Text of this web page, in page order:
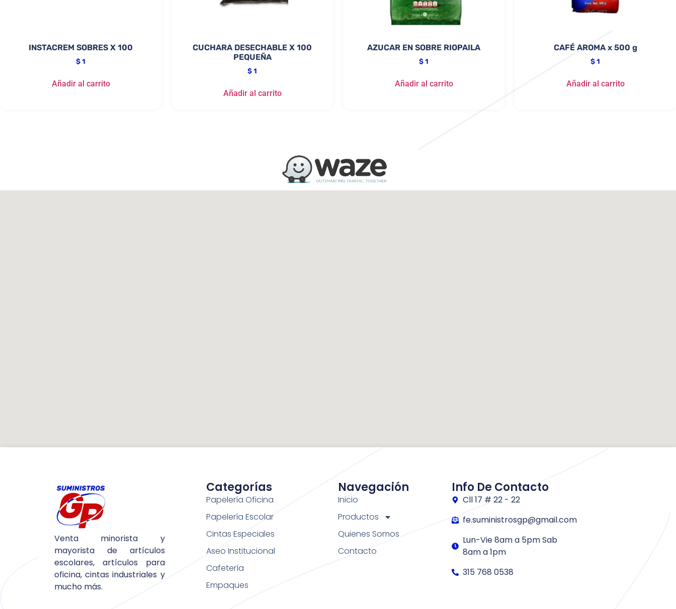
INSTACREM SOBRES X 100
$1
Añadir al carrito
CUCHARA DESECHABLE X 100
PEQUEÑA
$1
Añadir al carrito
AZUCAR EN SOBRE RIOPAILA
$1
Añadir al carrito
CAFÉ AROMA x 500 g
$1
Añadir al carrito
Venta minorista y
mayorista de artículos
escolares, artículos para
oficina, cintas industriales y
mucho más.
Categorías
Papelería Oficina
Papelería Escolar
Cintas Especiales
Aseo Institucional
Cafetería
Empaques
Navegación
Inicio
Productos
Quienes Somos
Contacto
Info De Contacto
Cll 17 # 22 - 22
fe.suministrosgp@gmail.com
Lun-Vie 8am a 5pm Sab
8am a 1pm
315 768 0538